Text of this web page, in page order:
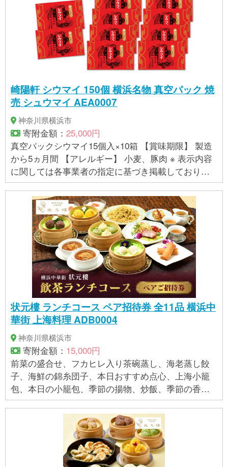
崎陽軒 シウマイ 150個 横浜名物 真空パック 焼
売 シュウマイ AEA0007
神奈川県横浜市
寄附金額： 25,000円
真空パックシウマイ15個入×10箱 【賞味期限】 製造
から5ヵ月間 【アレルギー】 小麦、豚肉 ※ 表示内容
に関しては各事業者の指定に基づき掲載しており、
一切の内容を保証するものではございません。 ※ご不
明の点がございましたら事業者まで直接お問い合わ
せ下さい。
状元樓 ランチコース ペア招待券 全11品 横浜中
華街 上海料理 ADB0004
神奈川県横浜市
寄附金額： 15,000円
前菜の盛合せ、フカヒレ入り茶碗蒸し、海老蒸し餃
子、海鮮の錦糸団子、本日おすすめ点心、上海小籠
包、本日の小籠包、季節の揚物、炒飯、季節の香の
物、柔らか杏仁豆腐、中国香花茶 【有効期限】 1年
レルギー品目を含む商品を同一工程で製造している ※
表示内容に関しては各事業者の指定に基づき掲載し
ており、一切の内容を保証するものではございませ